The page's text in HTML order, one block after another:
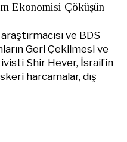
Ekonomisi Çöküşün
ve BDS
Geri Çekilmesi ve
Shir Hever, İsrail’in
harcamalar, dış